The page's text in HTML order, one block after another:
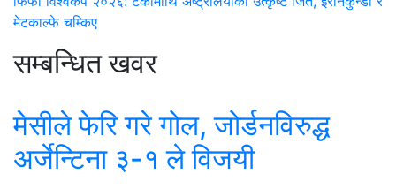
मेटकाल्फे चम्किए
सम्बन्धित खवर
मेसीले फेरि गरे गोल, जोर्डनविरुद्ध
अर्जेन्टिना ३-१ ले विजयी